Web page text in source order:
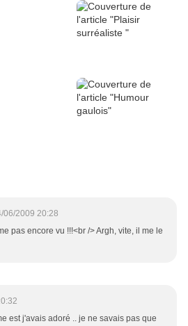
06/2009 20:28
pas encore vu !!!<br /> Argh, vite, il me le
est j'avais adoré .. je ne savais pas que